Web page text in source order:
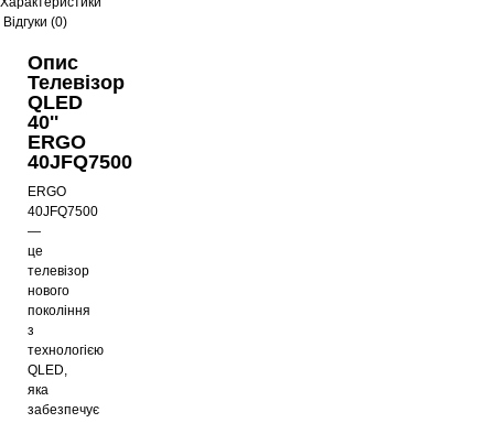
Відгуки (0)
Опис
Телевізор
QLED
40''
ERGO
40JFQ7500
ERGO
40JFQ7500
—
це
телевізор
нового
покоління
з
технологією
QLED,
яка
забезпечує